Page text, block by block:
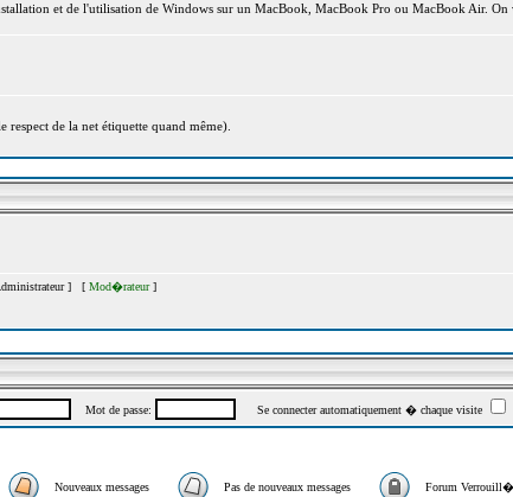
et de l'utilisation de Windows sur un MacBook, MacBook Pro ou MacBook Air. On
de la net étiquette quand même).
] [ Mod�rateur]
Mot de passe: Se connecter automatiquement � chaque visite
Nouveaux messages Pas de nouveaux messages Forum Verrouill�